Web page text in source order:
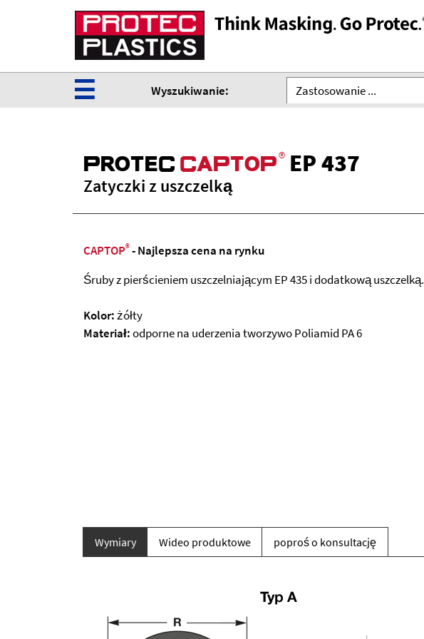
☰ Wyszukiwanie: Zastosowanie ...
ProteC CaPtoP® EP 437
Zatyczki z uszczelką
CAPTOP®- Najlepsza cena na rynku
Śruby z pierścieniem uszczelniającym EP 435 i dodatkową uszczelką.
Kolor:żółty
Materiał:odporne na uderzenia tworzywo Poliamid PA 6
Wymiary Wideo produktowe poproś o konsultację